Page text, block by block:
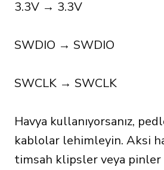
3.3V → 3.3V
SWDIO → SWDIO
SWCLK → SWCLK
Havya kullanıyorsanız,
kablolar lehimleyin. Aksi
timsah klipsler veya pinler